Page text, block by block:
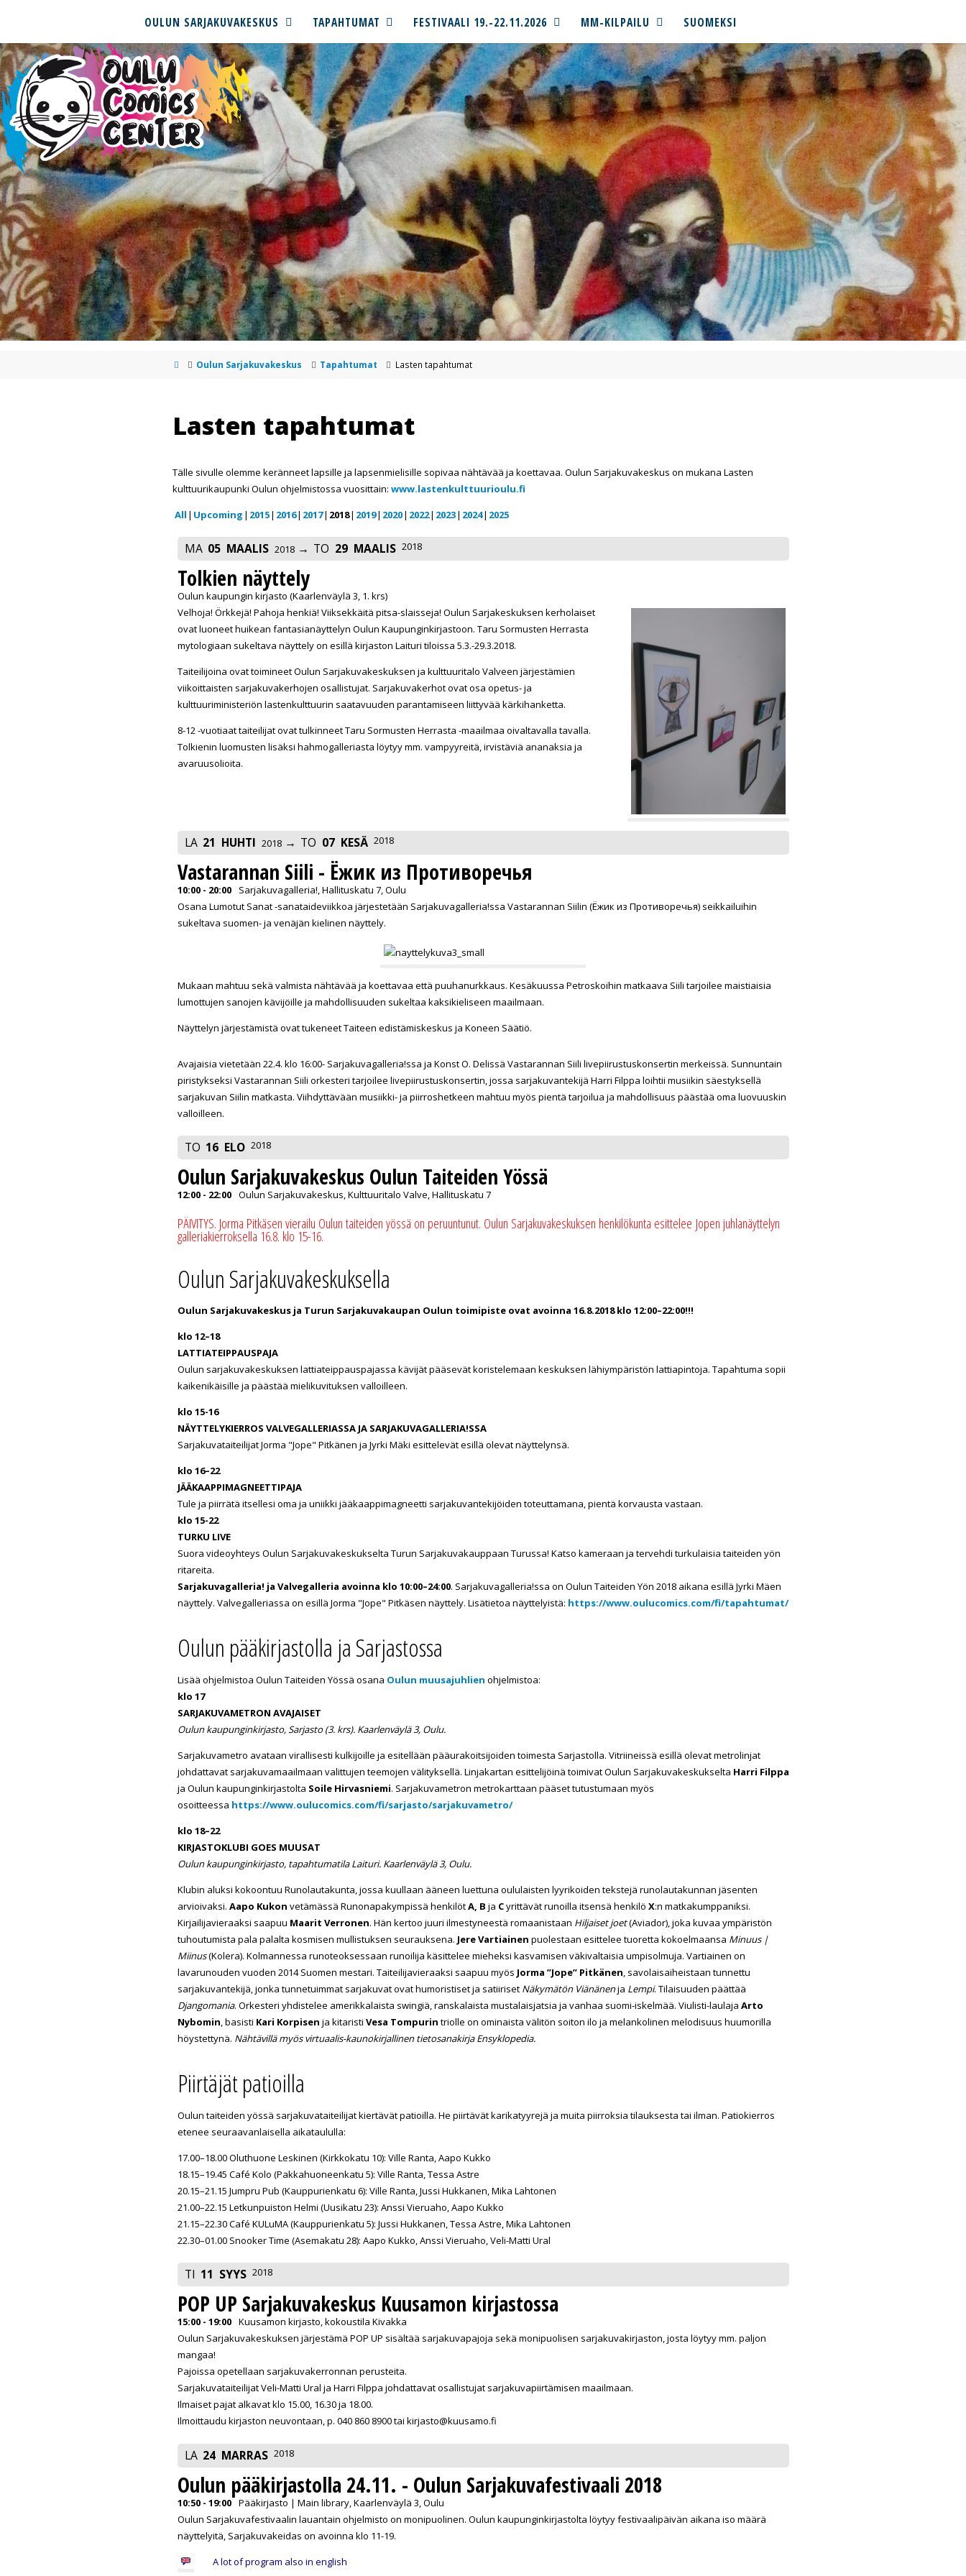
OULUN SARJAKUVAKESKUS TAPAHTUMAT FESTIVAALI 19.-22.11.2026 MM-KILPAILU SUOMEKSI
Oulun Sarjakuvakeskus Tapahtumat Lasten tapahtumat
Lasten tapahtumat
Tälle sivulle olemme keränneet lapsille ja lapsenmielisille sopivaa nähtävää ja koettavaa. Oulun Sarjakuvakeskus on mukana Lasten
kulttuurikaupunki Oulun ohjelmistossa vuosittain: www.lastenkulttuurioulu.fi
All
Upcoming 2015 2016 2017 2018 2019 2020 2022 2023 2024 2025
MA 05 MAALIS 2018 TO 29 MAALIS 2018
Tolkien näyttely
Oulun kaupungin kirjasto (Kaarlenväylä 3, 1. krs)
Velhoja! Örkkejä! Pahoja henkiä! Viiksekkäitä pitsa-slaisseja! Oulun Sarjakeskuksen kerholaiset
ovat luoneet huikean fantasianäyttelyn Oulun Kaupunginkirjastoon. Taru Sormusten Herrasta
mytologiaan sukeltava näyttely on esillä kirjaston Laituri tiloissa 5.3.-29.3.2018.
Taiteilijoina ovat toimineet Oulun Sarjakuvakeskuksen ja kulttuuritalo Valveen järjestämien
viikoittaisten sarjakuvakerhojen osallistujat. Sarjakuvakerhot ovat osa opetus- ja
kulttuuriministeriön lastenkulttuurin saatavuuden parantamiseen liittyvää kärkihanketta.
8-12 -vuotiaat taiteilijat ovat tulkinneet Taru Sormusten Herrasta -maailmaa oivaltavalla tavalla.
Tolkienin luomusten lisäksi hahmogalleriasta löytyy mm. vampyyreitä, irvistäviä ananaksia ja
avaruusolioita.
LA 21 HUHTI 2018 TO 07 KESÄ 2018
Vastarannan Siili - Ёжик из Противоречья
10:00 - 20:00
Sarjakuvagalleria!, Hallituskatu 7, Oulu
Osana Lumotut Sanat -sanataideviikkoa järjestetään Sarjakuvagalleria!ssa Vastarannan Siilin (Ёжик из Противоречья) seikkailuihin
sukeltava suomen- ja venäjän kielinen näyttely.
Mukaan mahtuu sekä valmista nähtävää ja koettavaa että puuhanurkkaus. Kesäkuussa Petroskoihin matkaava Siili tarjoilee maistiaisia
lumottujen sanojen kävijöille ja mahdollisuuden sukeltaa kaksikieliseen maailmaan.
Näyttelyn järjestämistä ovat tukeneet Taiteen edistämiskeskus ja Koneen Säätiö.
Avajaisia vietetään 22.4. klo 16:00- Sarjakuvagalleria!ssa ja Konst O. Delissä Vastarannan Siili livepiirustuskonsertin merkeissä. Sunnuntain
piristykseksi Vastarannan Siili orkesteri tarjoilee livepiirustuskonsertin, jossa sarjakuvantekijä Harri Filppa loihtii musiikin säestyksellä
sarjakuvan Siilin matkasta. Viihdyttävään musiikki- ja piirroshetkeen mahtuu myös pientä tarjoilua ja mahdollisuus päästää oma luovuuskin
valloilleen.
TO 16 ELO 2018
Oulun Sarjakuvakeskus Oulun Taiteiden Yössä
12:00 - 22:00 Oulun Sarjakuvakeskus, Kulttuuritalo Valve, Hallituskatu 7
PÄIVITYS. Jorma Pitkäsen vierailu Oulun taiteiden yössä on peruuntunut. Oulun Sarjakuvakeskuksen henkilökunta esittelee Jopen juhlanäyttelyn
galleriakierroksella 16.8. klo 15-16.
Oulun Sarjakuvakeskuksella
Oulun Sarjakuvakeskus ja Turun Sarjakuvakaupan Oulun toimipiste ovat avoinna 16.8.2018 klo 12:00–22:00!!!
klo 12–18
LATTIATEIPPAUSPAJA
Oulun sarjakuvakeskuksen lattiateippauspajassa kävijät pääsevät koristelemaan keskuksen lähiympäristön lattiapintoja. Tapahtuma sopii
kaikenikäisille ja päästää mielikuvituksen valloilleen.
klo 15-16
NÄYTTELYKIERROS VALVEGALLERIASSA JA SARJAKUVAGALLERIA!SSA
Sarjakuvataiteilijat Jorma "Jope" Pitkänen ja Jyrki Mäki esittelevät esillä olevat näyttelynsä.
klo 16–22
JÄÄKAAPPIMAGNEETTIPAJA
Tule ja piirrätä itsellesi oma ja uniikki jääkaappimagneetti sarjakuvantekijöiden toteuttamana, pientä korvausta vastaan.
klo 15-22
TURKU LIVE
Suora videoyhteys Oulun Sarjakuvakeskukselta Turun Sarjakuvakauppaan Turussa! Katso kameraan ja tervehdi turkulaisia taiteiden yön
ritareita.
Sarjakuvagalleria! ja Valvegalleria avoinna klo 10:00–24:00. Sarjakuvagalleria!ssa on Oulun Taiteiden Yön 2018 aikana esillä Jyrki Mäen
näyttely. Valvegalleriassa on esillä Jorma "Jope" Pitkäsen näyttely. Lisätietoa näyttelyistä: https://www.oulucomics.com/fi/tapahtumat/
Oulun pääkirjastolla ja Sarjastossa
Lisää ohjelmistoa Oulun Taiteiden Yössä osana Oulun muusajuhlien ohjelmistoa:
klo 17
SARJAKUVAMETRON AVAJAISET
Oulun kaupunginkirjasto, Sarjasto (3. krs). Kaarlenväylä 3, Oulu.
Sarjakuvametro avataan virallisesti kulkijoille ja esitellään pääurakoitsijoiden toimesta Sarjastolla. Vitriineissä esillä olevat metrolinjat
johdattavat sarjakuvamaailmaan valittujen teemojen välityksellä. Linjakartan esittelijöinä toimivat Oulun Sarjakuvakeskukselta Harri Filppa
ja Oulun kaupunginkirjastolta Soile Hirvasniemi. Sarjakuvametron metrokarttaan pääset tutustumaan myös
osoitteessa https://www.oulucomics.com/fi/sarjasto/sarjakuvametro/
klo 18–22
KIRJASTOKLUBI GOES MUUSAT
Oulun kaupunginkirjasto, tapahtumatila Laituri. Kaarlenväylä 3, Oulu.
Klubin aluksi kokoontuu Runolautakunta, jossa kuullaan ääneen luettuna oululaisten lyyrikoiden tekstejä runolautakunnan jäsenten
arvioivaksi. Aapo Kukon vetämässä Runonapakympissä henkilötA, B ja Cyrittävät runoilla itsensä henkilö X:n matkakumppaniksi.
Kirjailijavieraaksi saapuu Maarit Verronen. Hän kertoo juuri ilmestyneestä romaanistaan Hiljaiset joet(Aviador), joka kuvaa ympäristön
tuhoutumista pala palalta kosmisen mullistuksen seurauksena. Jere Vartiainen puolestaan esittelee tuoretta kokoelmaansa Minuus |
Miinus(Kolera). Kolmannessa runoteoksessaan runoilija käsittelee mieheksi kasvamisen väkivaltaisia umpisolmuja. Vartiainen on
lavarunouden vuoden 2014 Suomen mestari. Taiteilijavieraaksi saapuu myös Jorma ”Jope” Pitkänen, savolaisaiheistaan tunnettu
sarjakuvantekijä, jonka tunnetuimmat sarjakuvat ovat humoristiset ja satiiriset Näkymätön Viänänenja Lempi. Tilaisuuden päättää
Djangomania. Orkesteri yhdistelee amerikkalaista swingiä, ranskalaista mustalaisjatsia ja vanhaa suomi-iskelmää. Viulisti-laulaja Arto
Nybomin, basisti Kari Korpisen ja kitaristi Vesa Tompurin triolle on ominaista välitön soiton ilo ja melankolinen melodisuus huumorilla
höystettynä. Nähtävillä myös virtuaalis-kaunokirjallinen tietosanakirja Ensyklopedia.
Piirtäjät patioilla
Oulun taiteiden yössä sarjakuvataiteilijat kiertävät patioilla. He piirtävät karikatyyrejä ja muita piirroksia tilauksesta tai ilman. Patiokierros
etenee seuraavanlaisella aikataululla:
17.00–18.00 Oluthuone Leskinen (Kirkkokatu 10): Ville Ranta, Aapo Kukko
18.15–19.45 Café Kolo (Pakkahuoneenkatu 5): Ville Ranta, Tessa Astre
20.15–21.15 Jumpru Pub (Kauppurienkatu 6): Ville Ranta, Jussi Hukkanen, Mika Lahtonen
21.00–22.15 Letkunpuiston Helmi (Uusikatu 23): Anssi Vieruaho, Aapo Kukko
21.15–22.30 Café KULuMA (Kauppurienkatu 5): Jussi Hukkanen, Tessa Astre, Mika Lahtonen
22.30–01.00 Snooker Time (Asemakatu 28): Aapo Kukko, Anssi Vieruaho, Veli-Matti Ural
TI 11 SYYS 2018
POP UP Sarjakuvakeskus Kuusamon kirjastossa
15:00 - 19:00 Kuusamon kirjasto, kokoustila Kivakka
Oulun Sarjakuvakeskuksen järjestämä POP UP sisältää sarjakuvapajoja sekä monipuolisen sarjakuvakirjaston, josta löytyy mm. paljon
mangaa!
Pajoissa opetellaan sarjakuvakerronnan perusteita.
Sarjakuvataiteilijat Veli-Matti Ural ja Harri Filppa johdattavat osallistujat sarjakuvapiirtämisen maailmaan.
Ilmaiset pajat alkavat klo 15.00, 16.30 ja 18.00.
Ilmoittaudu kirjaston neuvontaan, p. 040 860 8900 tai kirjasto@kuusamo.fi
LA 24 MARRAS 2018
Oulun pääkirjastolla 24.11. - Oulun Sarjakuvafestivaali 2018
10:50 - 19:00 Pääkirjasto | Main library, Kaarlenväylä 3, Oulu
Oulun Sarjakuvafestivaalin lauantain ohjelmisto on monipuolinen. Oulun kaupunginkirjastolta löytyy festivaalipäivän aikana iso määrä
näyttelyitä, Sarjakuvakeidas on avoinna klo 11-19.
A lot of program also in english